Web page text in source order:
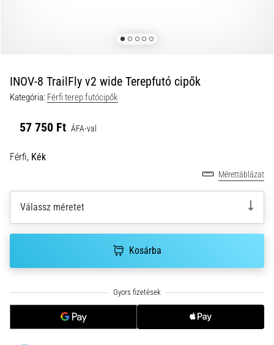
A
gyakorlatban
ingafutás
sebességet,
és
irányváltási
képességet
•
INOV-8 TrailFly v2 wide Terepfutó cipők
Kategória: Férfi terep futócipők
57 750 Ft ÁFA-val
Férfi, Kék
Mérettáblázat
Válassz méretet
Kosárba